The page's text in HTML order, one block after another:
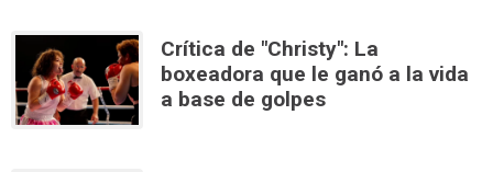
Crítica de "Christy": La
boxeadora que le ganó a la vida
a base de golpes